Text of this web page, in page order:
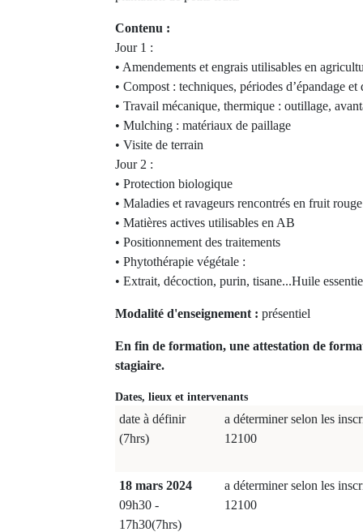
Contenu :
Jour 1 :
• Amendements et engrais utilisables en
• Compost : techniques, périodes d’épandage et
• Travail mécanique, thermique : outillage,
• Mulching : matériaux de paillage
• Visite de terrain
Jour 2 :
• Protection biologique
• Maladies et ravageurs rencontrés en fruit rouge
• Matières actives utilisables en AB
• Positionnement des traitements
• Phytothérapie végétale :
• Extrait, décoction, purin, tisane...Huile
Modalité d'enseignement : présentiel
En fin de formation, une attestation de
stagiaire.
Dates, lieux et intervenants
date à définir
(7hrs)
a déterminer selon les
12100
18 mars 2024
09h30 -
17h30(7hrs)
a déterminer selon les
12100